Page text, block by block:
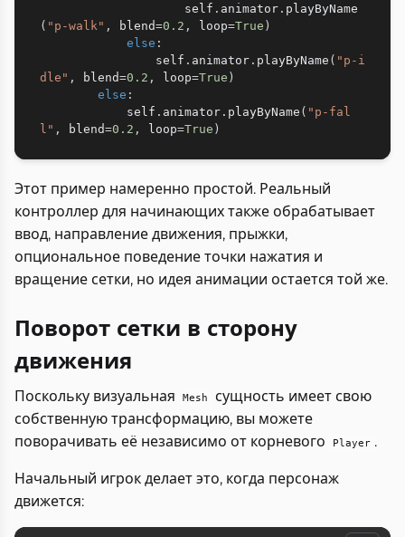
                    self
. animator . playByName
( "p-walk" , blend=0.2 , loop=True )
else :
                self
. animator . playByName ( "p-i
dle" , blend=0.2 , loop=True )
else :
            self
. animator . playByName ( "p-fal
l" , blend=0.2 , loop=True )
Этот пример намеренно простой. Реальный
контроллер для начинающих также обрабатывает
ввод, направление движения, прыжки,
опциональное поведение точки нажатия и
вращение сетки, но идея анимации остается той же.
Поворот сетки в сторону
движения
Поскольку визуальная Mesh
сущность имеет свою
собственную трансформацию, вы можете
поворачивать её независимо от корневого
Player .
Начальный игрок делает это, когда персонаж
движется: